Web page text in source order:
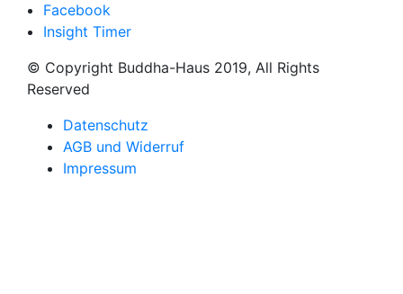
Facebook
Insight Timer
© Copyright Buddha-Haus 2019, All Rights
Reserved
Datenschutz
AGB und Widerruf
Impressum